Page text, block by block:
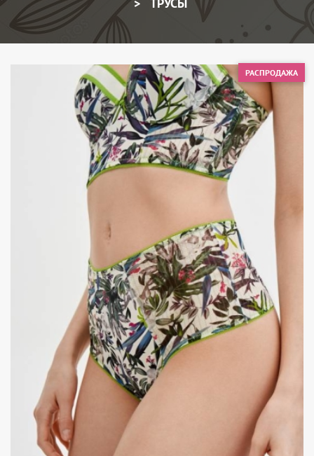
РАСПРОДАЖА